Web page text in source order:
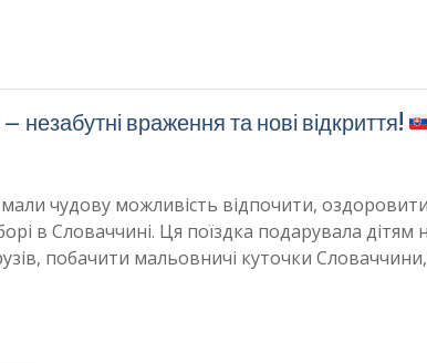
– незабутні враження та нові відкриття!
чудову можливість відпочити,
в Словаччині. Ця поїздка подарувала дітям
побачити мальовничі куточки